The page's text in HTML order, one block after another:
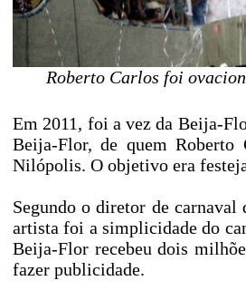
Roberto Carlos foi
Em 2011, foi a vez da Beija-
Beija-Flor, de quem Roberto
Nilópolis. O objetivo era
Segundo o diretor de
artista foi a simplicidade do
Beija-Flor recebeu dois
fazer publicidade.